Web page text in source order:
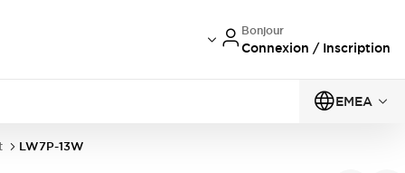
Bonjour
Connexion / Inscription
EMEA
LW7P-13W